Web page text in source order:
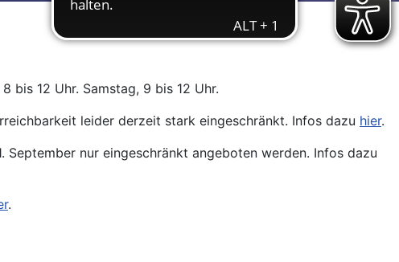
bis 12 Uhr. Samstag, 9 bis 12 Uhr.
leider derzeit stark eingeschränkt. Infos dazu hier.
nur eingeschränkt angeboten werden. Infos dazu
.